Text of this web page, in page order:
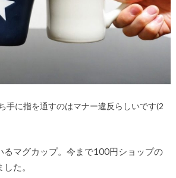
手に指を通すのはマナー違反らしいです(2
るマグカップ。今まで100円ショップの
た。